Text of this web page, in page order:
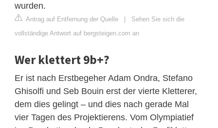
wurden.
Antrag auf Entfernung der Quelle | Sehen Sie sich die
vollständige Antwort auf bergsteigen.com an
Wer klettert 9b+?
Er ist nach Erstbegeher Adam Ondra, Stefano
Ghisolfi und Seb Bouin erst der vierte Kletterer,
dem dies gelingt – und dies nach gerade Mal
vier Tagen des Projektierens. Vom Olympiatief